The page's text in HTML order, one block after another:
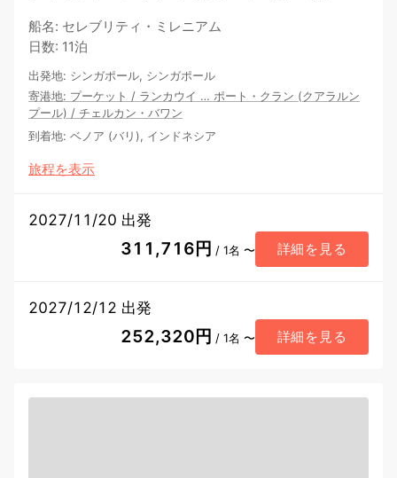
船名: セレブリティ・ミレニアム
日数: 11泊
出発地: シンガポール, シンガポール
寄港地: プーケット / ランカウイ … ポート・クラン (クアラルン
プール) / チェルカン・バワン
到着地: ベノア (バリ), インドネシア
旅程を表示
2027/11/20 出発
311,716円 / 1名 〜 詳細を見る
2027/12/12 出発
252,320円 / 1名 〜 詳細を見る